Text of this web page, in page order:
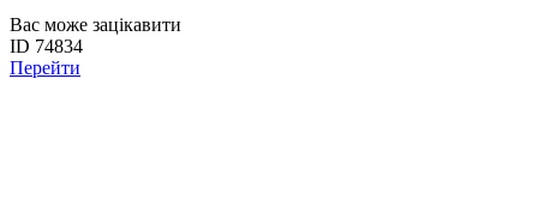
Вас може зацікавити
ID 74834
Перейти